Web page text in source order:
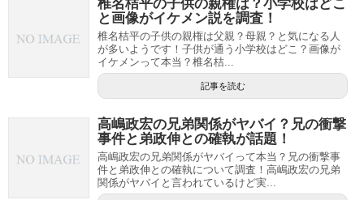
椎名桔平の子供の親権は？小学校はどこ
と画像がイケメン説を調査！
椎名桔平の子供の親権は父親？母親？と気になる人
が多いようです！子供が通う小学校はどこ？画像が
イケメンって本当？椎名桔...
記事を読む
高嶋政宏の兄弟関係がヤバイ？兄の衝撃
事件と弟政伸との確執が話題！
高嶋政宏の兄弟関係がヤバイって本当？兄の衝撃事
件と弟政伸との確執について調査！高嶋政宏の兄弟
関係がヤバイと言われているけど実...